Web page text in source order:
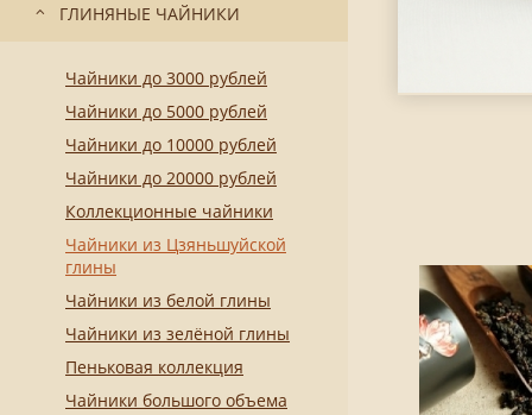
ГЛИНЯНЫЕ ЧАЙНИКИ
Чайники до 3000 рублей
Чайники до 5000 рублей
Чайники до 10000 рублей
Чайники до 20000 рублей
Коллекционные чайники
Чайники из Цзяньшуйской
глины
Чайники из белой глины
Чайники из зелёной глины
Пеньковая коллекция
Чайники большого объема